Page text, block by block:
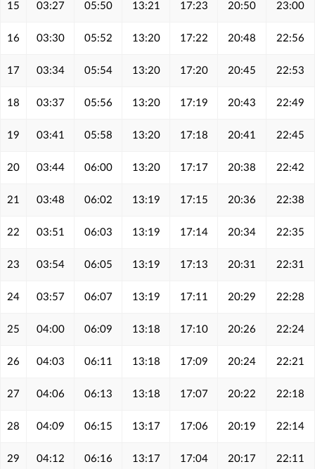
15 03:27 05:50 13:21 17:23 20:50 23:00
16 03:30 05:52 13:20 17:22 20:48 22:56
17 03:34 05:54 13:20 17:20 20:45 22:53
18 03:37 05:56 13:20 17:19 20:43 22:49
19 03:41 05:58 13:20 17:18 20:41 22:45
20 03:44 06:00 13:20 17:17 20:38 22:42
21 03:48 06:02 13:19 17:15 20:36 22:38
22 03:51 06:03 13:19 17:14 20:34 22:35
23 03:54 06:05 13:19 17:13 20:31 22:31
24 03:57 06:07 13:19 17:11 20:29 22:28
25 04:00 06:09 13:18 17:10 20:26 22:24
26 04:03 06:11 13:18 17:09 20:24 22:21
27 04:06 06:13 13:18 17:07 20:22 22:18
28 04:09 06:15 13:17 17:06 20:19 22:14
29 04:12 06:16 13:17 17:04 20:17 22:11